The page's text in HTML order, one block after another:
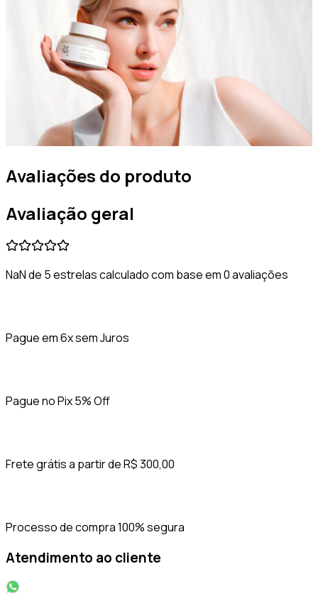
Avaliações do produto
Avaliação geral
NaN de 5 estrelas calculado com base em 0 avaliações
Pague em 6x sem Juros
Pague no Pix 5% Off
Frete grátis a partir de R$ 300,00
Processo de compra 100% segura
Atendimento ao cliente